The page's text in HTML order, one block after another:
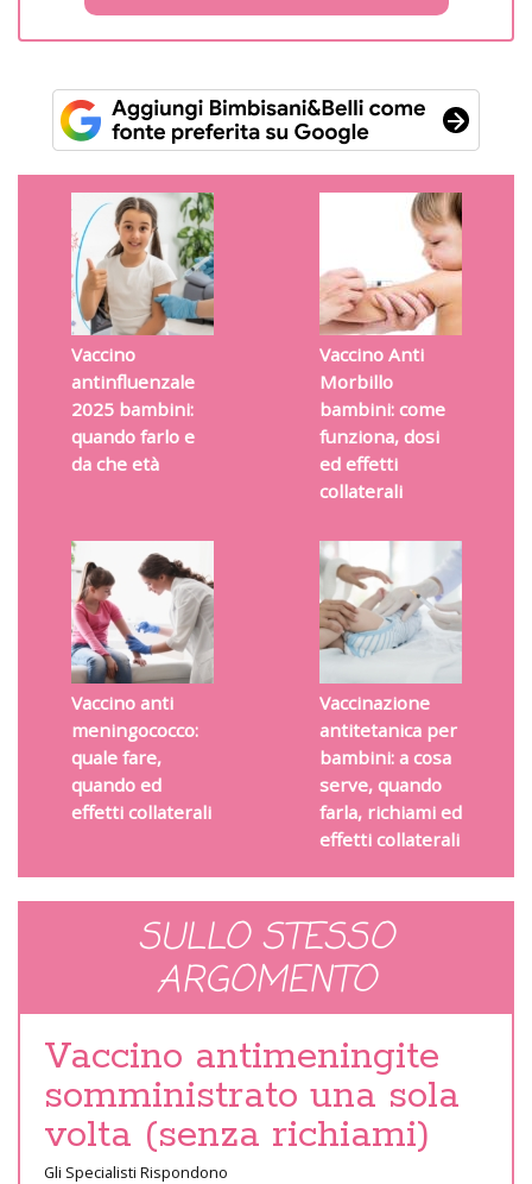
Vaccino
antinfluenzale
2025 bambini:
quando farlo e
da che età
Vaccino Anti
Morbillo
bambini: come
funziona, dosi
ed effetti
collaterali
Vaccino anti
meningococco:
quale fare,
quando ed
effetti collaterali
Vaccinazione
antitetanica per
bambini: a cosa
serve, quando
farla, richiami ed
effetti collaterali
SULLO STESSO
ARGOMENTO
Vaccino antimeningite
somministrato una sola
volta (senza richiami)
Gli Specialisti Rispondono